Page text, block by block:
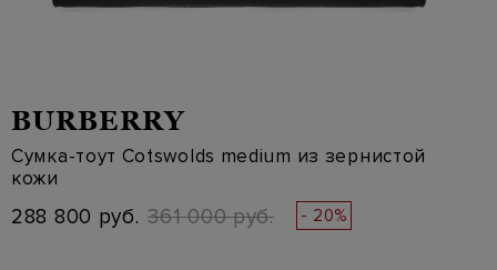
BURBERRY
Сумка-тоут Cotswolds medium из зернистой
кожи
288 800 руб. 361 000 руб. - 20%